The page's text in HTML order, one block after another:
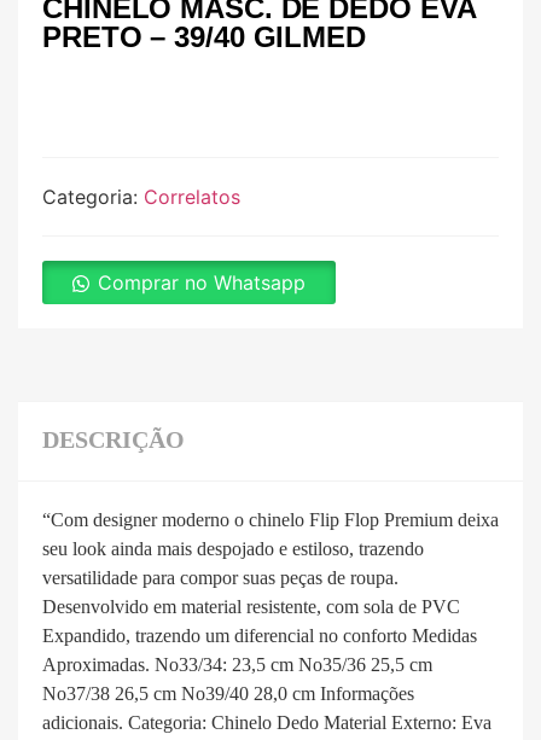
CHINELO MASC. DE DEDO EVA
PRETO – 39/40 GILMED
Categoria: Correlatos
Comprar no Whatsapp
DESCRIÇÃO
“Com designer moderno o chinelo Flip Flop Premium deixa
seu look ainda mais despojado e estiloso, trazendo
versatilidade para compor suas peças de roupa.
Desenvolvido em material resistente, com sola de PVC
Expandido, trazendo um diferencial no conforto Medidas
Aproximadas. No33/34: 23,5 cm No35/36 25,5 cm
No37/38 26,5 cm No39/40 28,0 cm Informações
adicionais. Categoria: Chinelo Dedo Material Externo: Eva